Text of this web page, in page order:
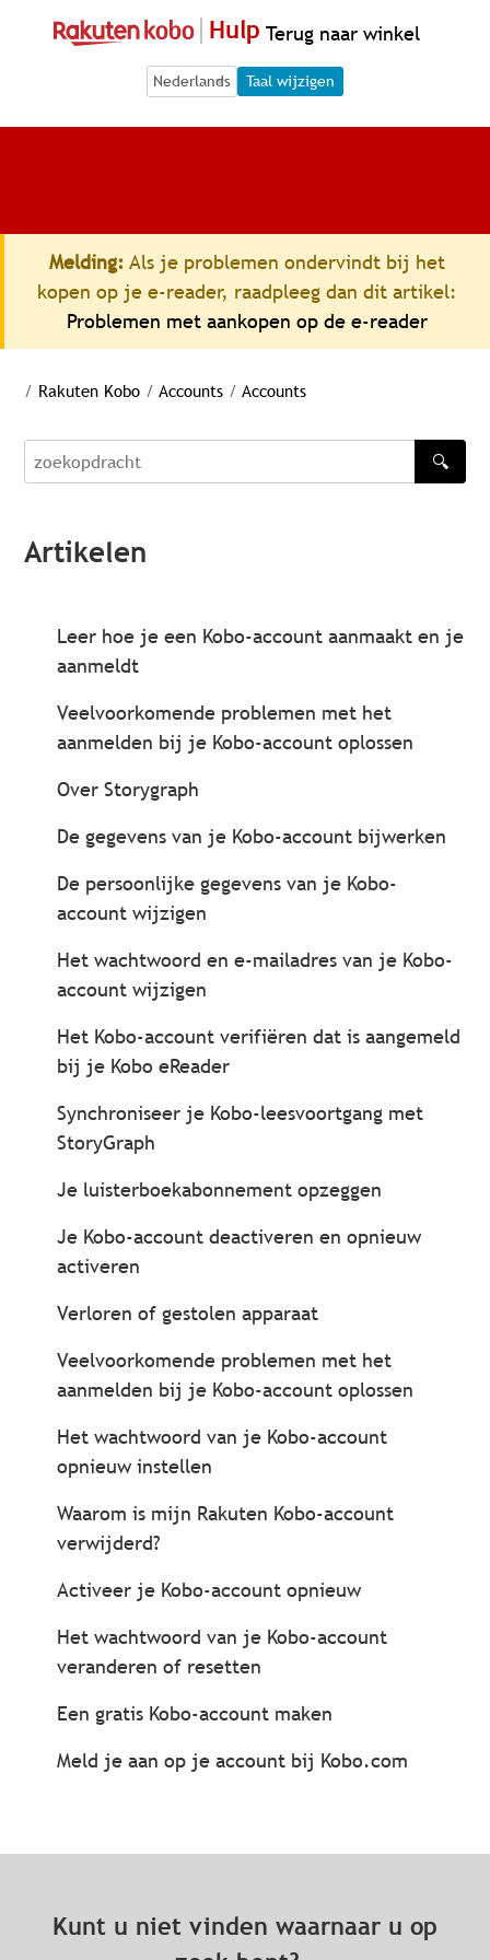
Hulp Terug naar winkel
Language Selection
Language Selection
Taal wijzigen
Melding: Als je problemen ondervindt bij het
kopen op je e-reader, raadpleeg dan dit artikel:
Problemen met aankopen op de e-reader
/ Rakuten Kobo / Accounts / Accounts
zoekopdracht
🔍
Artikelen
Leer hoe je een Kobo-account aanmaakt en je
aanmeldt
Veelvoorkomende problemen met het
aanmelden bij je Kobo-account oplossen
Over Storygraph
De gegevens van je Kobo-account bijwerken
De persoonlijke gegevens van je Kobo-
account wijzigen
Het wachtwoord en e-mailadres van je Kobo-
account wijzigen
Het Kobo-account verifiëren dat is aangemeld
bij je Kobo eReader
Synchroniseer je Kobo-leesvoortgang met
StoryGraph
Je luisterboekabonnement opzeggen
Je Kobo-account deactiveren en opnieuw
activeren
Verloren of gestolen apparaat
Veelvoorkomende problemen met het
aanmelden bij je Kobo-account oplossen
Het wachtwoord van je Kobo-account
opnieuw instellen
Waarom is mijn Rakuten Kobo-account
verwijderd?
Activeer je Kobo-account opnieuw
Het wachtwoord van je Kobo-account
veranderen of resetten
Een gratis Kobo-account maken
Meld je aan op je account bij Kobo.com
Kunt u niet vinden waarnaar u op